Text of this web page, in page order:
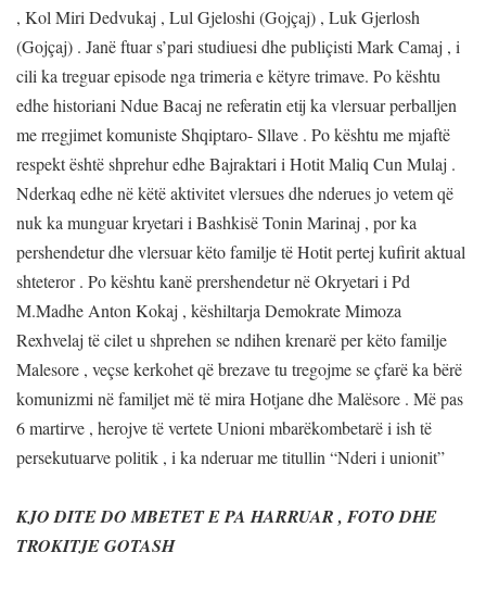
, Kol Miri Dedvukaj , Lul Gjeloshi (Gojçaj) , Luk Gjerlosh
(Gojçaj) . Janë ftuar s’pari studiuesi dhe publiçisti Mark Camaj , i
cili ka treguar episode nga trimeria e këtyre trimave. Po kështu
edhe historiani Ndue Bacaj ne referatin etij ka vlersuar perballjen
me rregjimet komuniste Shqiptaro- Sllave . Po kështu me mjaftë
respekt është shprehur edhe Bajraktari i Hotit Maliq Cun Mulaj .
Nderkaq edhe në këtë aktivitet vlersues dhe nderues jo vetem që
nuk ka munguar kryetari i Bashkisë Tonin Marinaj , por ka
pershendetur dhe vlersuar këto familje të Hotit pertej kufirit aktual
shteteror . Po kështu kanë prershendetur në Okryetari i Pd
M.Madhe Anton Kokaj , këshiltarja Demokrate Mimoza
Rexhvelaj të cilet u shprehen se ndihen krenarë per këto familje
Malesore , veçse kerkohet që brezave tu tregojme se çfarë ka bërë
komunizmi në familjet më të mira Hotjane dhe Malësore . Më pas
6 martirve , herojve të vertete Unioni mbarëkombetarë i ish të
persekutuarve politik , i ka nderuar me titullin “Nderi i unionit”
KJO DITE DO MBETET E PA HARRUAR , FOTO DHE
TROKITJE GOTASH